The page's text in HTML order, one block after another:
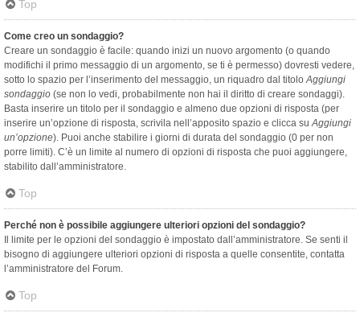
Top
Come creo un sondaggio?
Creare un sondaggio è facile: quando inizi un nuovo argomento (o quando
modifichi il primo messaggio di un argomento, se ti è permesso) dovresti vedere,
sotto lo spazio per l’inserimento del messaggio, un riquadro dal titoloAggiungi
sondaggio (se non lo vedi, probabilmente non hai il diritto di creare sondaggi).
Basta inserire un titolo per il sondaggio e almeno due opzioni di risposta (per
inserire un’opzione di risposta, scrivila nell’apposito spazio e clicca suAggiungi
un’opzione). Puoi anche stabilire i giorni di durata del sondaggio (0 per non
porre limiti). C’è un limite al numero di opzioni di risposta che puoi aggiungere,
stabilito dall’amministratore.
Top
Perché non è possibile aggiungere ulteriori opzioni del sondaggio?
Il limite per le opzioni del sondaggio è impostato dall’amministratore. Se senti il
bisogno di aggiungere ulteriori opzioni di risposta a quelle consentite, contatta
l’amministratore del Forum.
Top